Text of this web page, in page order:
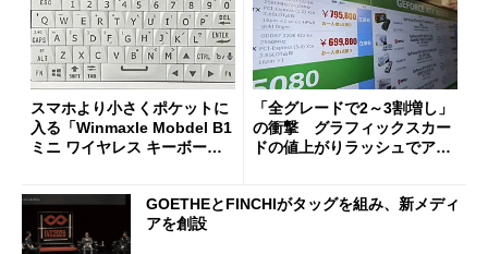
スマホより小さくポケットに
入る「Winmaxle Mobdel B1
ミニ ワイヤレス キーボー
「全グレードで2～3割増し」
の衝撃 グラフィックスカー
ドの値上がりラッシュでアキ
GOETHEとFINCHIがタッグを組み、新メディ
アを創設